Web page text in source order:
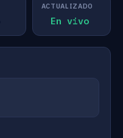
ACTUALIZADO
En vivo